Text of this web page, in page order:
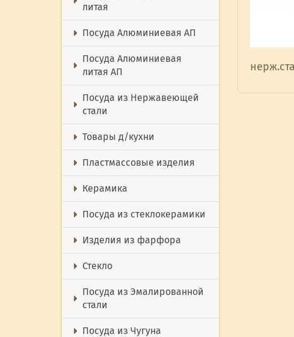
литая
Посуда Алюминиевая АП
Посуда Алюминиевая
литая АП
Посуда из Нержавеющей
стали
Товары д/кухни
Пластмассовые изделия
Керамика
Посуда из стеклокерамики
Изделия из фарфора
Стекло
Посуда из Эмалированной
стали
Посуда из Чугуна